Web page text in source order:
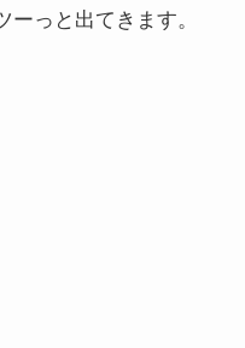
っと出てきます。